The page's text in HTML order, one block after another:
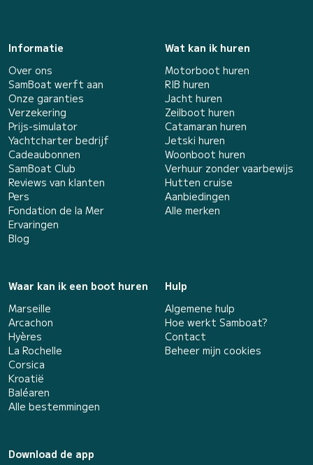
Informatie
Over ons
SamBoat werft aan
Onze garanties
Verzekering
Prijs-simulator
Yachtcharter bedrijf
Cadeaubonnen
SamBoat Club
Reviews van klanten
Pers
Fondation de la Mer
Ervaringen
Blog
Wat kan ik huren
Motorboot huren
RIB huren
Jacht huren
Zeilboot huren
Catamaran huren
Jetski huren
Woonboot huren
Verhuur zonder vaarbewijs
Hutten cruise
Aanbiedingen
Alle merken
Waar kan ik een boot huren
Marseille
Arcachon
Hyères
La Rochelle
Corsica
Kroatië
Baléaren
Alle bestemmingen
Hulp
Algemene hulp
Hoe werkt Samboat?
Contact
Beheer mijn cookies
Download de app